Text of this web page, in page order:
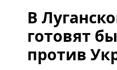
В
готовят
против